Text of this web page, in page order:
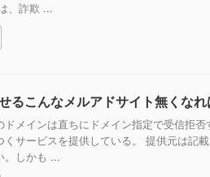
、詐欺 ...
るこんなメルアドサイト無くな
ドメインは直ちにドメイン指定で受信拒
くサービスを提供している。 提供元は記
。しかも ...